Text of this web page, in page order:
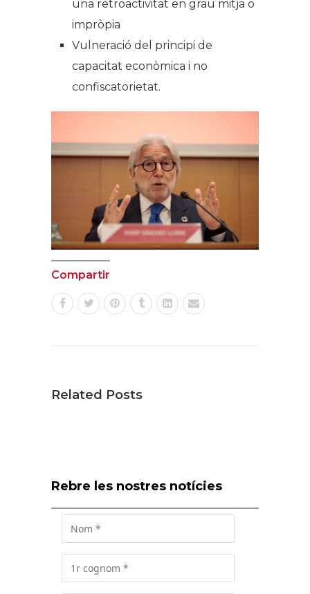
una retroactivitat en grau mitja o
impròpia
Vulneració del principi de
capacitat econòmica i no
confiscatorietat.
Compartir
Related Posts
Rebre les nostres notícies